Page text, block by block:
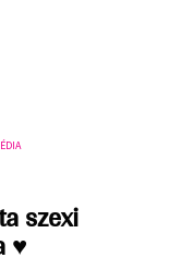
szexi
♥